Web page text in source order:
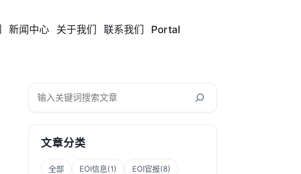
新闻中心 关于我们 联系我们 Portal
搜
文章分类
全部 EOI信息(1) EOI官报(8)